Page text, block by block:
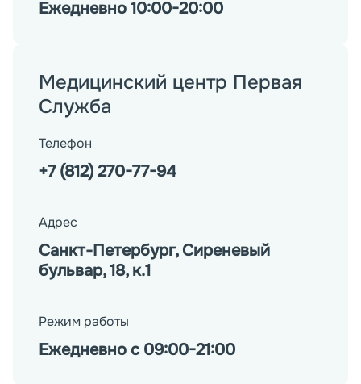
Ежедневно 10:00-20:00
Медицинский центр Первая
Служба
Телефон
+7 (812) 270-77-94
Адрес
Санкт-Петербург, Сиреневый
бульвар, 18, к.1
Режим работы
Ежедневно с 09:00-21:00